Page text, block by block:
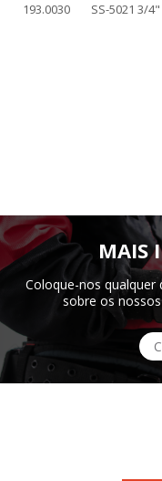
193.0030 SS-5021 3/
MAIS
Coloque-nos
sobre os